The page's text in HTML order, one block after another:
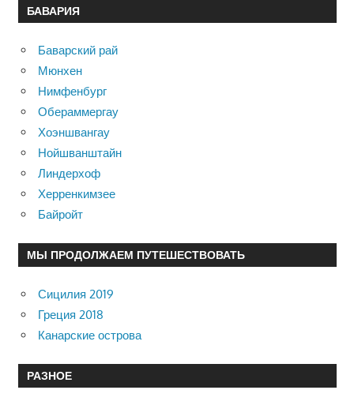
БАВАРИЯ
Баварский рай
Мюнхен
Нимфенбург
Обераммергау
Хоэншвангау
Нойшванштайн
Линдерхоф
Херренкимзее
Байройт
МЫ ПРОДОЛЖАЕМ ПУТЕШЕСТВОВАТЬ
Сицилия 2019
Греция 2018
Канарские острова
РАЗНОЕ